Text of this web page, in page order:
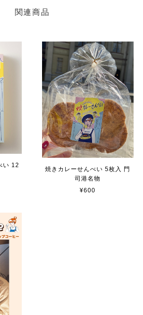
関連商品
い 12
焼きカレーせんべい 5枚入 門
司港名物
¥600